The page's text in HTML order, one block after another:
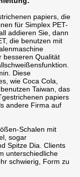
papiers, die
für Simplex PET-
addieren Sie, dann
die benutzen mit
besseren Qualität
Diese
wie Coca Cola,
Taiwan, das
papiers
andere Firma auf
Schalen mit
sogar
Spitze Dia. Clients
unterschiedliche
schwierig, Form zu